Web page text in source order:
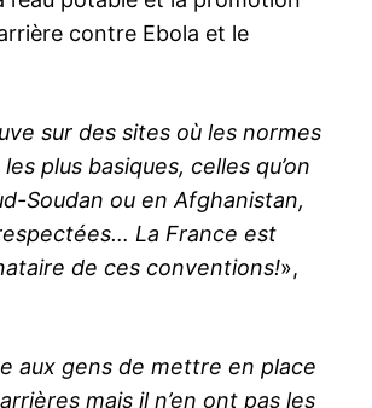
contre Ebola et le
sur des sites où les normes
plus basiques, celles qu’on
Soudan ou en Afghanistan,
La France est
de ces conventions!»,
aux gens de mettre en place
mais il n’en ont pas les